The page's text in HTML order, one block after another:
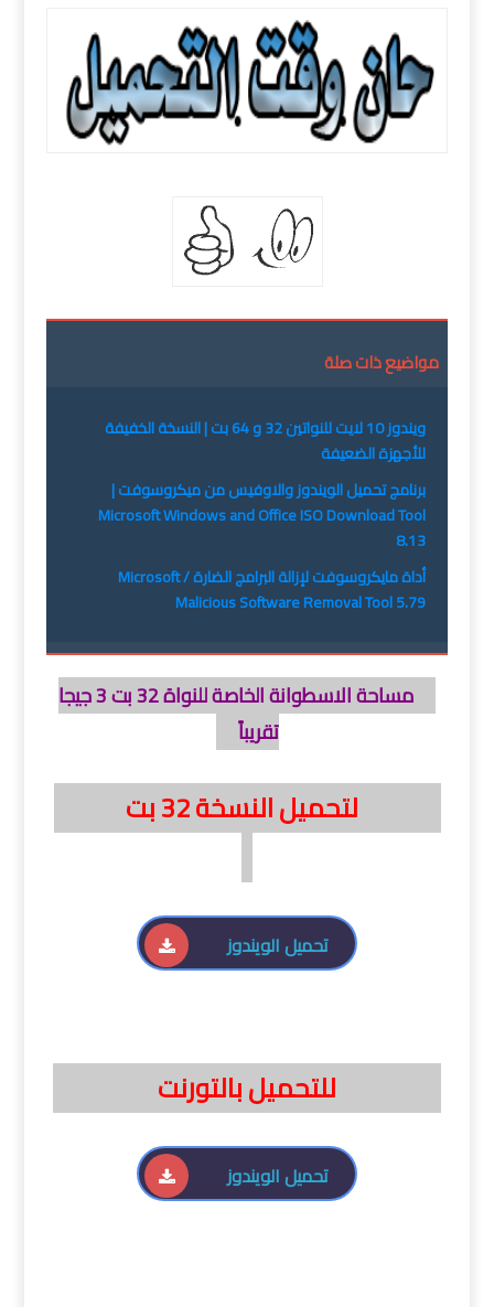
مواضيع ذات صلة
ويندوز 10 لايت للنواتين 32 و 64 بت | النسخة الخفيفة
للأجهزة الضعيفة
برنامج تحميل الويندوز والاوفيس من ميكروسوفت |
Microsoft Windows and Office ISO Download Tool
8.13
أداة مايكروسوفت لإزالة البرامج الضارة / Microsoft
Malicious Software Removal Tool 5.79
مساحة الاسطوانة الخاصة للنواة 32 بت 3 جيجا
تقريباً
لتحميل النسخة 32 بت
تحميل الويندوز
للتحميل بالتورنت
تحميل الويندوز